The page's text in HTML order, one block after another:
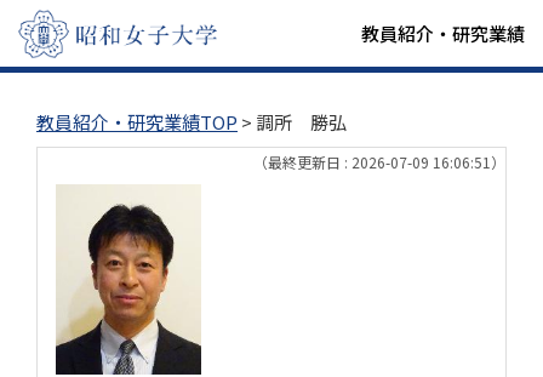
教員紹介・研究業績
教員紹介・研究業績TOP > 調所 勝弘
（最終更新日 : 2026-07-09 16:06:51）